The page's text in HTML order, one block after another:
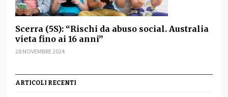
Scerra (5S): “Rischi da abuso social. Australia
vieta fino ai 16 anni”
28 NOVEMBRE 2024
ARTICOLI RECENTI